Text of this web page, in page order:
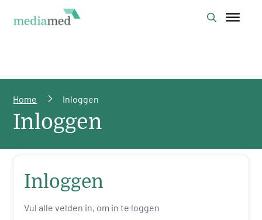
Home Inloggen
Inloggen
Inloggen
Vul alle velden in, om in te loggen